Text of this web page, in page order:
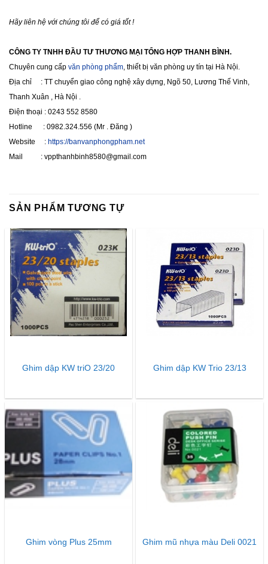
Hãy liên hệ với chúng tôi để có giá tốt !
CÔNG TY TNHH ĐẦU TƯ THƯƠNG MẠI TỔNG HỢP THANH BÌNH.
Chuyên cung cấp văn phòng phẩm , thiết bị văn phòng uy tín tại Hà Nội.
Địa chỉ : TT chuyển giao công nghệ xây dựng, Ngõ 50, Lương Thế Vinh,
Thanh Xuân , Hà Nội .
Điện thoại : 0243 552 8580
Hotline : 0982.324.556 (Mr . Đăng )
Website : https://banvanphongpham.net
Mail : vppthanhbinh8580@gmail.com
SẢN PHẨM TƯƠNG TỰ
Ghim dập KW triO 23/20 Ghim dập KW Trio 23/13
Ghim vòng Plus 25mm Ghim mũ nhựa màu Deli 0021